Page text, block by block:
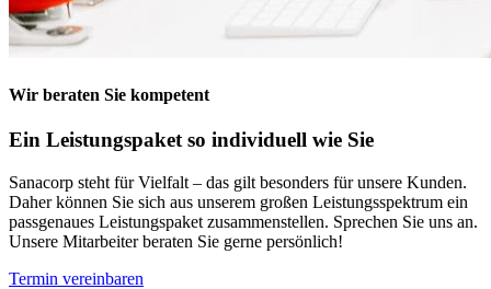
Wir beraten Sie kompetent
Ein Leistungspaket so individuell wie Sie
Sanacorp steht für Vielfalt – das gilt besonders für unsere Kunden.
Daher können Sie sich aus unserem großen Leistungsspektrum ein
passgenaues Leistungspaket zusammenstellen. Sprechen Sie uns an.
Unsere Mitarbeiter beraten Sie gerne persönlich!
Termin vereinbaren